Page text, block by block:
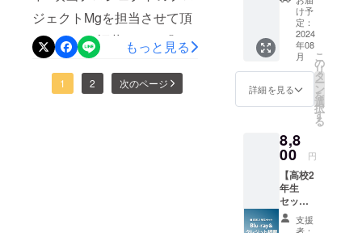
る。そして、応援してくだ
さる方々の温かい気持ちが
ありがたくて、支えとなり
ました。そう思えた時、
TOKYO青春映画祭にて上映
予定ですが、国内外への映
NEXTさんなどでの配信は1
んです！物凄く気さくで愛
情に包まれた方でした！
な・なんと！お父様も撮影
現場に立ち寄ってくださり
ジェクトMgを担当させて頂
いてます。福井です。『小
夜子の音色（おと）』2日目
の撮影も無事に終了致しま
もっと見る
1 2 次のページ
掲載】
・本編
＋メイ
キング
DVD ・
エンド
ロール
クレ
(Specia
l
Thanks
) ＊映画
の本編
+メイキ
ングが
収録さ
け予
定：
2024
年08
月
詳細を見る
こ
の
リ
タ
ー
ン
を
選
択
す
る
8,8
00 円
【高校2
年生
セッ
ト：
Blu-ray
支援